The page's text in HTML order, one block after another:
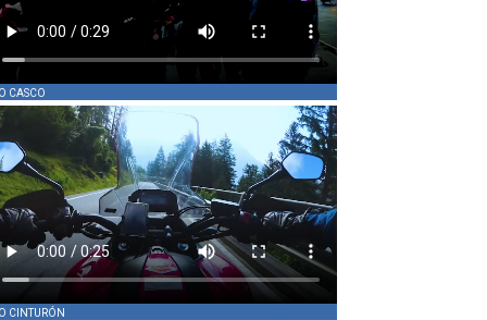
CASCO
CINTURÓN